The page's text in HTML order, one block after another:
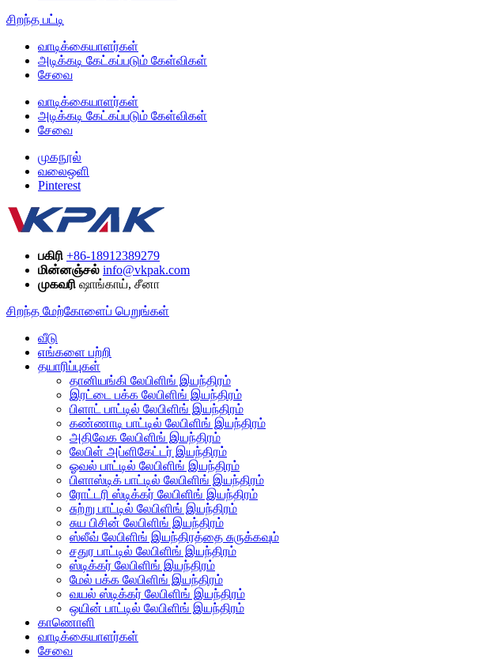
சிறந்த பட்டி
வாடிக்கையாளர்கள்
அடிக்கடி கேட்கப்படும் கேள்விகள்
சேவை
வாடிக்கையாளர்கள்
அடிக்கடி கேட்கப்படும் கேள்விகள்
சேவை
முகநூல்
வலைஒளி
Pinterest
பகிரி +86-18912389279
மின்னஞ்சல் info@vkpak.com
முகவரி ஷாங்காய், சீனா
சிறந்த மேற்கோளைப் பெறுங்கள்
வீடு
எங்களை பற்றி
தயாரிப்புகள்
தானியங்கி லேபிளிங் இயந்திரம்
இரட்டை பக்க லேபிளிங் இயந்திரம்
பிளாட் பாட்டில் லேபிளிங் இயந்திரம்
கண்ணாடி பாட்டில் லேபிளிங் இயந்திரம்
அதிவேக லேபிளிங் இயந்திரம்
லேபிள் அப்ளிகேட்டர் இயந்திரம்
ஓவல் பாட்டில் லேபிளிங் இயந்திரம்
பிளாஸ்டிக் பாட்டில் லேபிளிங் இயந்திரம்
ரோட்டரி ஸ்டிக்கர் லேபிளிங் இயந்திரம்
சுற்று பாட்டில் லேபிளிங் இயந்திரம்
சுய பிசின் லேபிளிங் இயந்திரம்
ஸ்லீவ் லேபிளிங் இயந்திரத்தை சுருக்கவும்
சதுர பாட்டில் லேபிளிங் இயந்திரம்
ஸ்டிக்கர் லேபிளிங் இயந்திரம்
மேல் பக்க லேபிளிங் இயந்திரம்
வயல் ஸ்டிக்கர் லேபிளிங் இயந்திரம்
ஒயின் பாட்டில் லேபிளிங் இயந்திரம்
காணொளி
வாடிக்கையாளர்கள்
சேவை